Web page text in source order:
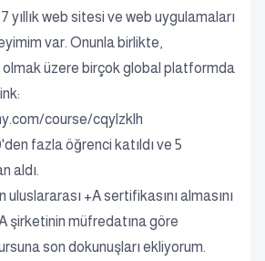
yıllık web sitesi ve web uygulamaları
var. Onunla birlikte,
olmak üzere birçok global platformda
course/cqylzklh
fazla öğrenci katıldı ve 5
aldı.
uluslararası +A sertifikasını almasını
şirketinin müfredatına göre
son dokunuşları ekliyorum.